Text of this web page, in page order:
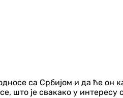
са Србијом и да ће он
што је свакако у интересу